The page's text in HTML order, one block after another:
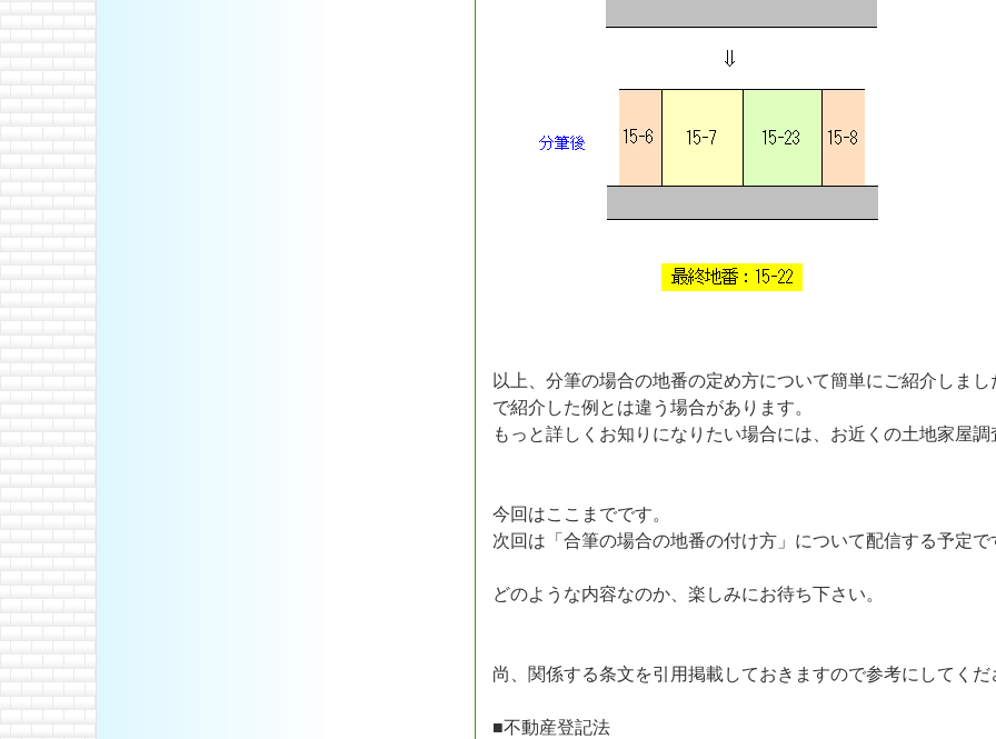
以上、分筆の場合の地番の定め方について簡単にご紹介しま
で紹介した例とは違う場合があります。
もっと詳しくお知りになりたい場合には、お近くの土地家屋
今回はここまでです。
次回は「合筆の場合の地番の付け方」について配信する予定で
どのような内容なのか、楽しみにお待ち下さい。
尚、関係する条文を引用掲載しておきますので参考にしてくだ
■不動産登記法